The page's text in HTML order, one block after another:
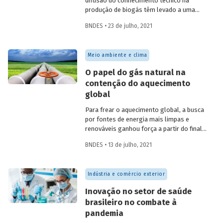
produção de biogás têm levado a uma
em operação e no volume produzido no
tímido diante do potencial de geração que
um país com um agronegócio tão
desenvolvido pode atingir. Entenda como
resíduos e efluentes das diferentes
atividades agropecuárias podem
contribuir para ampliar a geração de
BNDES • 23 de julho, 2021
Meio ambiente e clima
O papel do gás natural na
contenção do aquecimento
global
Para frear o aquecimento global, a busca
por fontes de energia mais limpas e
renováveis ganhou força a partir do final
mundial de redução das emissões de CO
energética segue crescendo, o gás
natural desponta como combustível
capaz de apoiar a transição para a
economia de baixo carbono, aproveitando
a infraestrutura já existente com menor
impacto ambiental do que outros
BNDES • 13 de julho, 2021
Indústria e comércio exterior
Inovação no setor de saúde
brasileiro no combate à
pandemia